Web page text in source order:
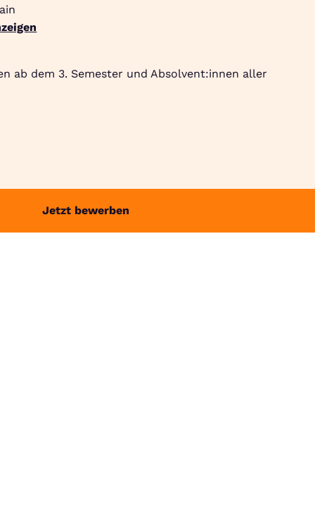
ab dem 3. Semester und Absolvent:innen aller
Jetzt bewerben